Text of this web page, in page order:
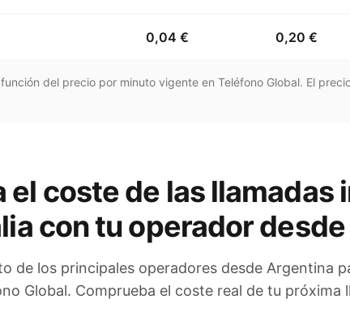
0,04 € 0,20 €
del precio por minuto vigente en Teléfono Global. El
el coste de las llamadas
con tu operador
de los principales operadores desde Argentina
Global. Comprueba el coste real de tu próxima